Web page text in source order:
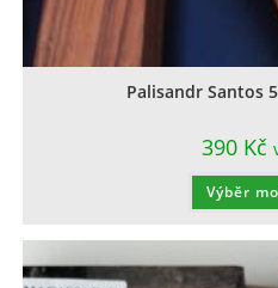
Palisandr Santos
390 Kč
Výběr